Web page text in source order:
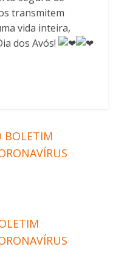
transmitem
vida inteira,
dos Avós!
BOLETIM